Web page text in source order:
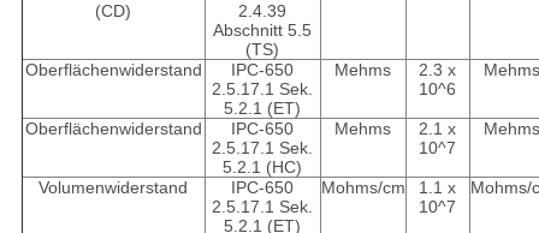
(CD)
2.4.39
Abschnitt 5.5
(TS)
Oberflächenwiderstand
IPC-650
2.5.17.1 Sek.
5.2.1 (ET)
Mehms
2.3 x
10^6
Oberflächenwiderstand
IPC-650
2.5.17.1 Sek.
5.2.1 (HC)
Mehms
2.1 x
10^7
Volumenwiderstand
IPC-650
2.5.17.1 Sek.
5.2.1 (ET)
Mohms/cm
1.1 x
10^7
Mohms/